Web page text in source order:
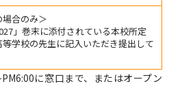
合のみ＞
」巻末に添付されている本校所定
学校の先生に記入いただき提出して
に窓口まで、またはオープン